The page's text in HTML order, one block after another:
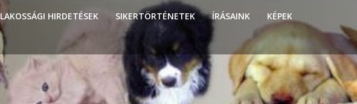
LAKOSSÁGI HIRDETÉSEK SIKERTÖRTÉNETEK ÍRÁSAINK
KÉPEK